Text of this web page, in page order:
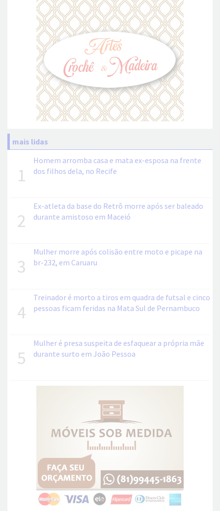
mais lidas
1
Homem arromba casa e mata ex-esposa na frente
dos filhos dela, no Recife
2
Ex-atleta da base do Retrô morre após ser baleado
durante amistoso em Maceió
3
Mulher morre após colisão entre moto e picape na
br-232, em Caruaru
4
Treinador é morto a tiros em quadra de futsal e cinco
pessoas ficam feridas na Mata Sul de Pernambuco
5
Mulher é presa suspeita de esfaquear a própria mãe
durante surto em João Pessoa